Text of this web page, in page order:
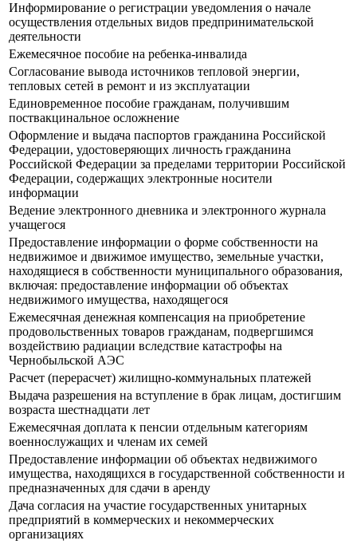
Информирование о регистрации уведомления о начале
осуществления отдельных видов предпринимательской
деятельности
Ежемесячное пособие на ребенка-инвалида
Согласование вывода источников тепловой энергии,
тепловых сетей в ремонт и из эксплуатации
Единовременное пособие гражданам, получившим
поствакцинальное осложнение
Оформление и выдача паспортов гражданина Российской
Федерации, удостоверяющих личность гражданина
Российской Федерации за пределами территории Российской
Федерации, содержащих электронные носители
информации
Ведение электронного дневника и электронного журнала
учащегося
Предоставление информации о форме собственности на
недвижимое и движимое имущество, земельные участки,
находящиеся в собственности муниципального образования,
включая: предоставление информации об объектах
недвижимого имущества, находящегося
Ежемесячная денежная компенсация на приобретение
продовольственных товаров гражданам, подвергшимся
воздействию радиации вследствие катастрофы на
Чернобыльской АЭС
Расчет (перерасчет) жилищно-коммунальных платежей
Выдача разрешения на вступление в брак лицам, достигшим
возраста шестнадцати лет
Ежемесячная доплата к пенсии отдельным категориям
военнослужащих и членам их семей
Предоставление информации об объектах недвижимого
имущества, находящихся в государственной собственности и
предназначенных для сдачи в аренду
Дача согласия на участие государственных унитарных
предприятий в коммерческих и некоммерческих
организациях